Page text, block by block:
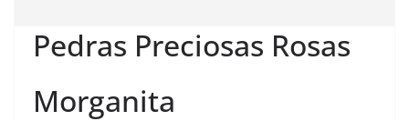
Pedras Preciosas Rosas
Morganita